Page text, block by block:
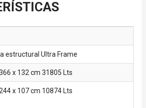
estructural Ultra Frame
x 132 cm 31805 Lts
x 107 cm 10874 Lts